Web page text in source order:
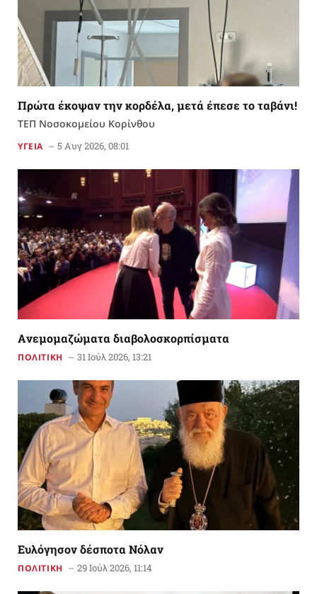
Πρώτα έκοψαν την κορδέλα, μετά έπεσε το ταβάνι!
ΤΕΠ Νοσοκομείου Κορίνθου
ΥΓΕΙΑ 5 Αυγ 2026, 08:01
Aνεμομαζώματα διαβολοσκορπίσματα
ΠΟΛΙΤΙΚΗ 31 Ιούλ 2026, 13:21
Ευλόγησον δέσποτα Νόλαν
ΠΟΛΙΤΙΚΗ 29 Ιούλ 2026, 11:14